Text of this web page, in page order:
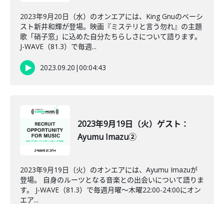
2023年9月20日（水）のオンエアには、King Gnuのベーシ
スト新井和輝が登場。映画『ミステリと言う勿れ』の主題
歌「硝子窓」に込めた自分たちらしさについて語ります。
J-WAVE（81.3）で毎週...
2023.09.20 |00:04:43
2023年9月19日（火）ゲスト：
Ayumu Imazu②
2023年9月19日（火）のオンエアには、Ayumu Imazuが
登場。 自身のルーツとなる音楽との出会いについて語りま
す。 J-WAVE（81.3）で毎週月曜～木曜22:00-24:00にオン
エア...